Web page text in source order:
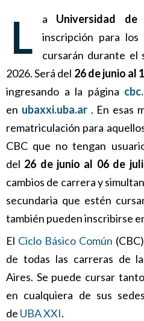
La Universidad de
inscripción para los
cursarán durante el
2026. Será del 26 de junio al
ingresando a la página
en ubaxxi.uba.ar. En esas
rematriculación para
CBC que no tengan
del 26 de junio al 06 de
cambios de carrera y
secundaria que estén
también pueden inscribirse
El Ciclo Básico Común
de todas las carreras de
Aires. Se puede cursar
en cualquiera de sus
de UBA XXI.